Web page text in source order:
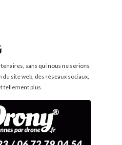
sans qui nous ne serions
du site web, des réseaux sociaux,
tellement plus.